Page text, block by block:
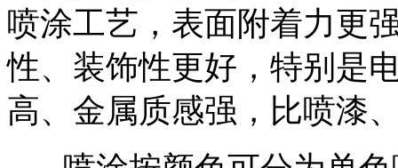
喷涂工艺，表面附着力更
性、装饰性更好，特别是
高、金属质感强，比喷漆